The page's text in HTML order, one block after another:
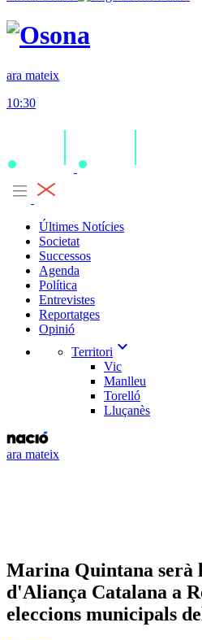
ara mateix
10:30
Últimes Notícies
Societat
Successos
Agenda
Política
Entrevistes
Reportatges
Opinió
Territori expand_more
Vic
Manlleu
Torelló
Lluçanès
ara mateix
Marina Quintana serà
d'Aliança Catalana a
eleccions municipals